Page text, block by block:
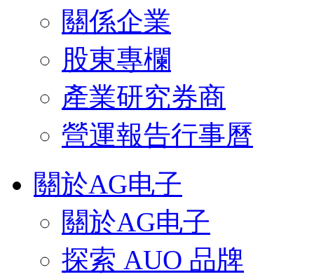
關係企業
股東專欄
產業研究券商
營運報告行事曆
關於AG电子
關於AG电子
探索 AUO 品牌